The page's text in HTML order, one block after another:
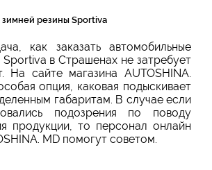
зимней резины Sportiva
как заказать автомобильные
в Страшенах не затребует
На сайте магазина AUTOSHINA.
опция, каковая подыскивает
габаритам. В случае если
подозрения по поводу
продукции, то персонал онлайн
MD помогут советом.